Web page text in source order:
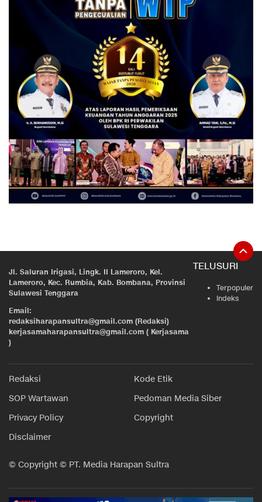
Jl. Saluran Irigasi, Lingk. II Lameroro, Kel.
Lameroro, Kec. Rumbia, Kab. Bombana, Provinsi
Sulawesi Tenggara
Email:
redaksiharapansultra@gmail.com (Redaksi)
kerjasamaharapansultra@gmail.com ( Kerjasama
)
TELUSURI
Terpopuler
Indeks
Redaksi
Kode Etik
SOP Wartawan
Pedoman Media Siber
Privacy Policy
Copyright
Disclaimer
© Copyright © PT. Media Harapan Sultra